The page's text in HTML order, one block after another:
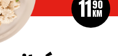
1190
KM